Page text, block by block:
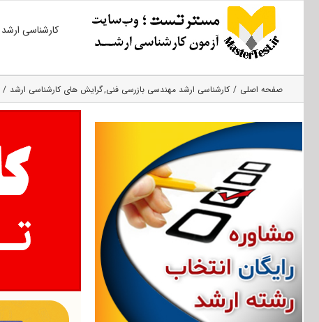
کارشناسی ارشد
صفحه اصلی کارشناسی ارشد مهندسی بازرسی فنی گرایش های کارشناسی ارشد